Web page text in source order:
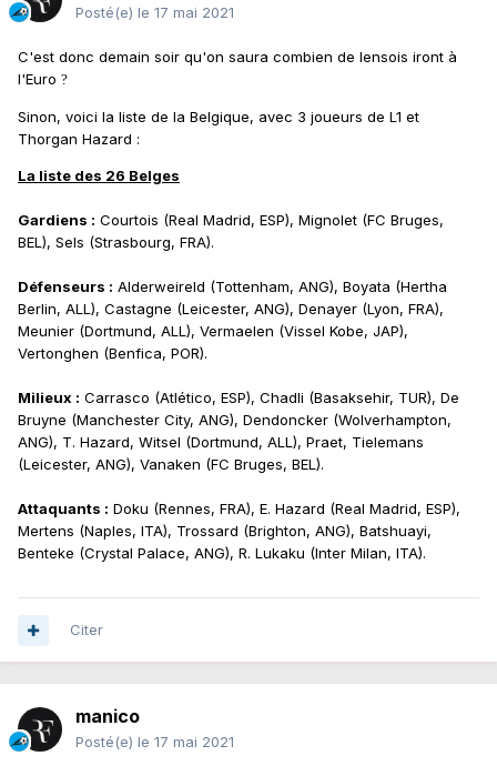
Posté(e) le 17 mai 2021
C'est donc demain soir qu'on saura combien de lensois iront à
l'Euro ?
Sinon, voici la liste de la Belgique, avec 3 joueurs de L1 et
Thorgan Hazard :
La liste des 26 Belges
Gardiens : Courtois (Real Madrid, ESP), Mignolet (FC Bruges,
BEL), Sels (Strasbourg, FRA).
Défenseurs : Alderweireld (Tottenham, ANG), Boyata (Hertha
Berlin, ALL), Castagne (Leicester, ANG), Denayer (Lyon, FRA),
Meunier (Dortmund, ALL), Vermaelen (Vissel Kobe, JAP),
Vertonghen (Benfica, POR).
Milieux : Carrasco (Atlético, ESP), Chadli (Basaksehir, TUR), De
Bruyne (Manchester City, ANG), Dendoncker (Wolverhampton,
ANG), T. Hazard, Witsel (Dortmund, ALL), Praet, Tielemans
(Leicester, ANG), Vanaken (FC Bruges, BEL).
Attaquants : Doku (Rennes, FRA), E. Hazard (Real Madrid, ESP),
Mertens (Naples, ITA), Trossard (Brighton, ANG), Batshuayi,
Benteke (Crystal Palace, ANG), R. Lukaku (Inter Milan, ITA).
Citer
manico
Posté(e) le 17 mai 2021